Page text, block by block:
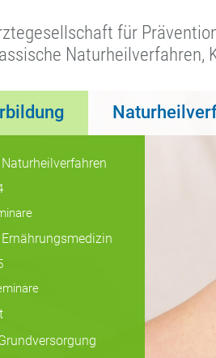
für
Naturheilverfahren,